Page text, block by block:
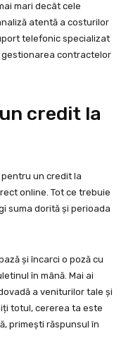
mari decât cele
atentă a costurilor
telefonic specializat
contractelor
credit la
un credit la
online. Tot ce trebuie
suma dorită și perioada
și încarci o poză cu
în mână. Mai ai
a veniturilor tale și
totul, cererea ta este
primești răspunsul în